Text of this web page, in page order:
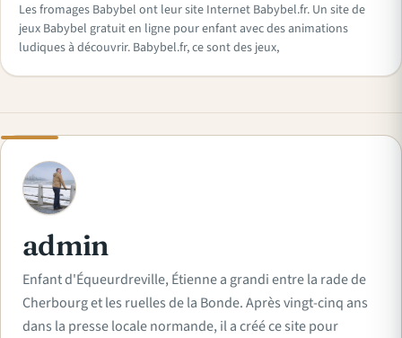
Les fromages Babybel ont leur site Internet Babybel.fr. Un site de
jeux Babybel gratuit en ligne pour enfant avec des animations
ludiques à découvrir. Babybel.fr, ce sont des jeux,
A
admin
Enfant d'Équeurdreville, Étienne a grandi entre la rade de
Cherbourg et les ruelles de la Bonde. Après vingt-cinq ans
dans la presse locale normande, il a créé ce site pour